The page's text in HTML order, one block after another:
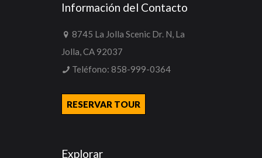
Información del Contacto
8745 La Jolla Scenic Dr. N, La
Jolla, CA 92037
Teléfono: 858-999-0364
RESERVAR TOUR
Explorar